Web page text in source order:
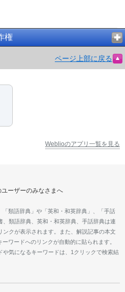
権
ページ上部に戻る
Weblioのアプリ一覧を見る
ーザーのみなさまへ
類語辞典」や「英和・和英辞典」、「手話
類語辞典、英和・和英辞典、手話辞典は連
クが表示されます。また、解説記事の本文
ワードへのリンクが自動的に貼られます。
気になるキーワードは、1クリックで検索結